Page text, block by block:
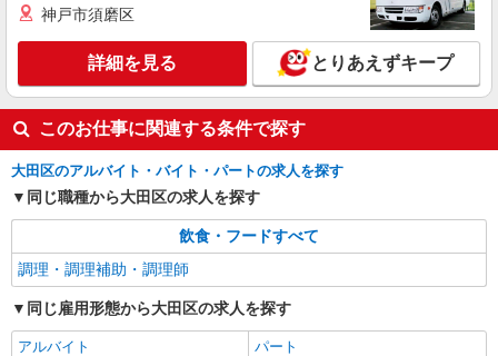
アルバイト パート
コンパスグループ・ジャパン株式会社 39306_p
調理補助【アルバイト・パート】
時給1,250円以上 試用期間中 時給1,250円以上
(試用期間2ヶ月) 残業が発生した場合、残業代を1
分単位で別途支給します。
グランダ多摩川・大田 （東京都大田区矢口2
丁目8-10）
キープ 詳細を見る
神戸市須磨区
詳細を見る とりあえずキープ
このお仕事に関連する条件で探す
大田区のアルバイト・バイト・パートの求人を探す
同じ職種から大田区の求人を探す
飲食・フードすべて
調理・調理補助・調理師
同じ雇用形態から大田区の求人を探す
アルバイト パート